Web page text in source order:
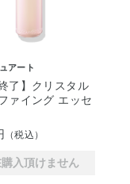
アート
了】クリスタル
ァイング エッセ
（税込）
入頂けません